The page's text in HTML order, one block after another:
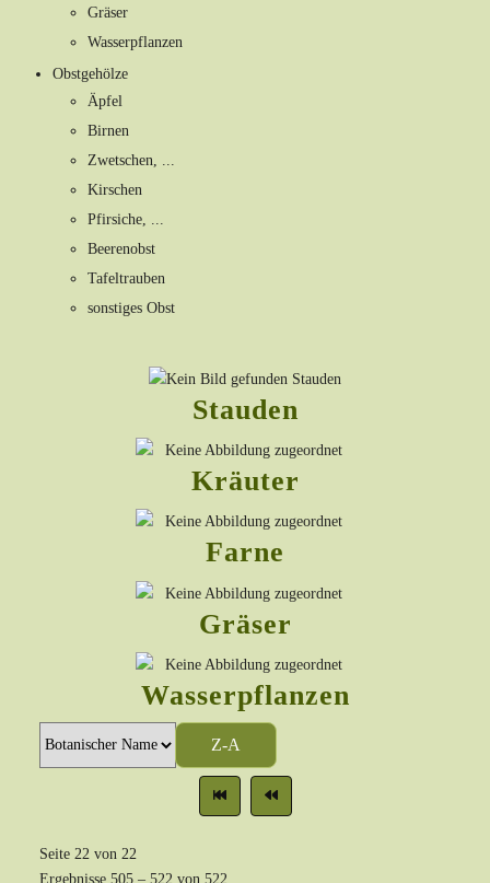
Gräser
Wasserpflanzen
Obstgehölze
Äpfel
Birnen
Zwetschen, ...
Kirschen
Pfirsiche, ...
Beerenobst
Tafeltrauben
sonstiges Obst
Stauden
Kräuter
Farne
Gräser
Wasserpflanzen
Z-A
Seite 22 von 22
Ergebnisse 505 – 522 von 522